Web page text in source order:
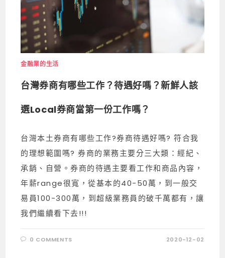
金融業的生活
台灣券商有哪些工作？待遇好嗎？新鮮人該
選Local券商當第一份工作嗎？
台灣本土券商有哪些工作?券商待遇好嗎? 符合我
的理想範圍嗎? 券商的業務主要分三大類：經紀、
承銷、自營。券商的待遇主要看工作和商品內容，
年薪range很寬，從基本的40-50萬，到一般交
易員100-300萬，到超級業務員的破千萬都有，讓
我們繼續看下去!!!
0 COMMENTS 2020-12-02